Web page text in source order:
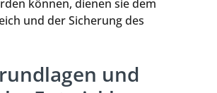
können, dienen sie dem
und der Sicherung des
und